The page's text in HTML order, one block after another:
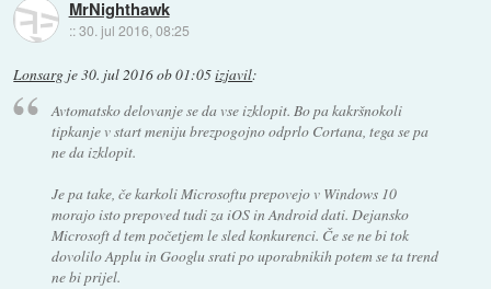
MrNighthawk
::30. jul 2016, 08:25
Lonsarg je30. jul 2016 ob 01:05izjavil:
Avtomatsko delovanje se da vse izklopit. Bo pa kakršnokoli
tipkanje v start meniju brezpogojno odprlo Cortana, tega se pa
ne da izklopit.
Je pa take, če karkoli Microsoftu prepovejo v Windows 10
morajo isto prepoved tudi za iOS in Android dati. Dejansko
Microsoft d tem početjem le sled konkurenci. Če se ne bi tok
dovolilo Applu in Googlu srati po uporabnikih potem se ta trend
ne bi prijel.